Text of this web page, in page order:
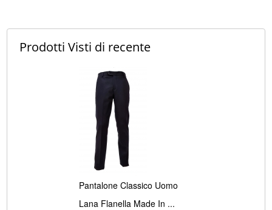
Prodotti Visti di recente
Pantalone Classico Uomo
Lana Flanella Made In ...